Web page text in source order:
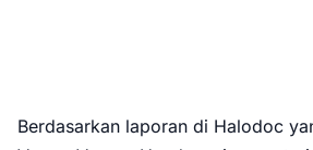
Berdasarkan laporan di Halodoc